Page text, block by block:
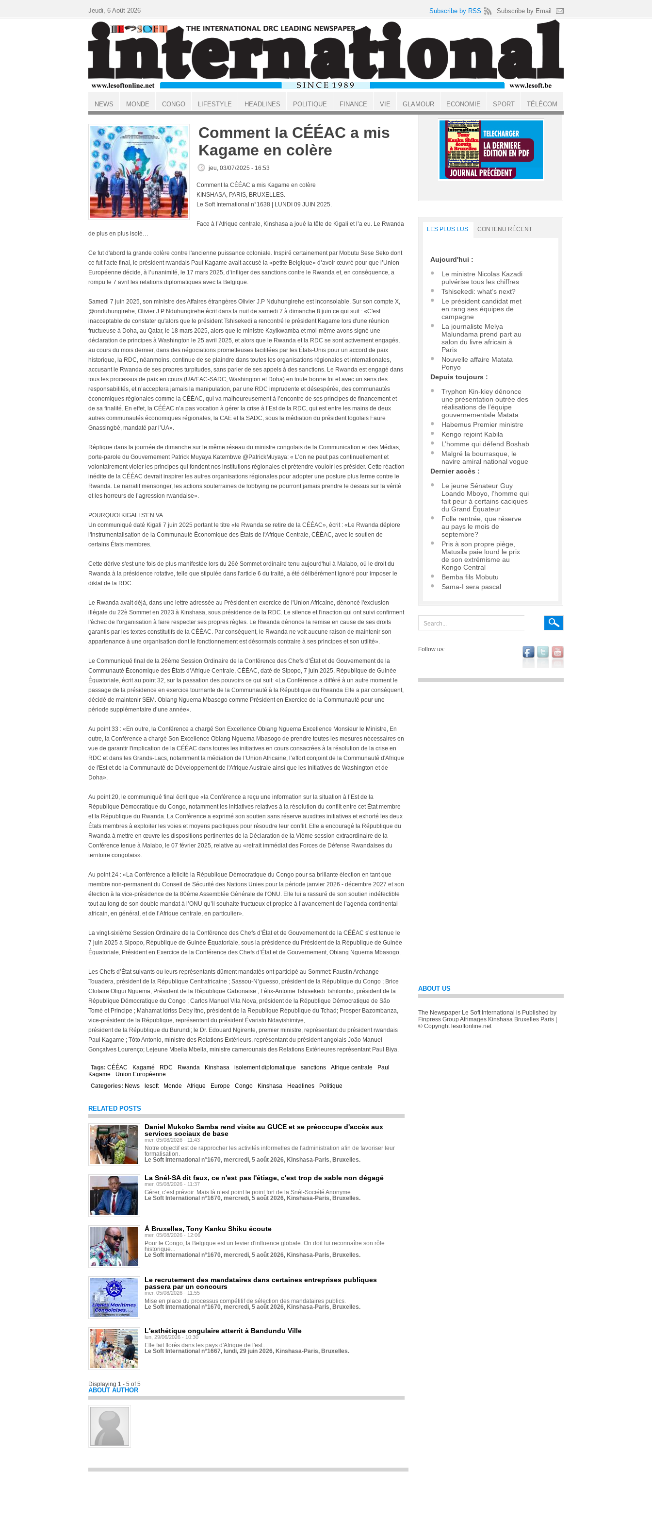
ACCUEIL
Comment la CÉÉAC a mis
Kagame en colère
jeu, 03/07/2025 - 16:53
Comment la CÉÉAC a mis Kagame en colère
KINSHASA, PARIS, BRUXELLES.
Le Soft International n°1638 | LUNDI 09 JUIN 2025.
Face à l’Afrique centrale, Kinshasa a joué la tête de Kigali et l’a eu. Le Rwanda
de plus en plus isolé…
Ce fut d'abord la grande colère contre l'ancienne puissance coloniale. Inspiré certainement par Mobutu Sese Seko dont
ce fut l'acte final, le président rwandais Paul Kagame avait accusé la «petite Belgique» d’avoir œuvré pour que l’Union
Européenne décide, à l’unanimité, le 17 mars 2025, d’infliger des sanctions contre le Rwanda et, en conséquence, a
rompu le 7 avril les relations diplomatiques avec la Belgique.
Samedi 7 juin 2025, son ministre des Affaires étrangères Olivier J.P Nduhungirehe est inconsolable. Sur son compte X,
@onduhungirehe, Olivier J.P Nduhungirehe écrit dans la nuit de samedi 7 à dimanche 8 juin ce qui suit : «C'est
inacceptable de constater qu'alors que le président Tshisekedi a rencontré le président Kagame lors d'une réunion
fructueuse à Doha, au Qatar, le 18 mars 2025, alors que le ministre Kayikwamba et moi-même avons signé une
déclaration de principes à Washington le 25 avril 2025, et alors que le Rwanda et la RDC se sont activement engagés,
au cours du mois dernier, dans des négociations prometteuses facilitées par les États-Unis pour un accord de paix
historique, la RDC, néanmoins, continue de se plaindre dans toutes les organisations régionales et internationales,
accusant le Rwanda de ses propres turpitudes, sans parler de ses appels à des sanctions. Le Rwanda est engagé dans
tous les processus de paix en cours (UA/EAC-SADC, Washington et Doha) en toute bonne foi et avec un sens des
responsabilités, et n’acceptera jamais la manipulation, par une RDC imprudente et désespérée, des communautés
économiques régionales comme la CÉÉAC, qui va malheureusement à l’encontre de ses principes de financement et
de sa finalité. En effet, la CÉÉAC n’a pas vocation à gérer la crise à l’Est de la RDC, qui est entre les mains de deux
autres communautés économiques régionales, la CAE et la SADC, sous la médiation du président togolais Faure
Gnassingbé, mandaté par l’UA».
Réplique dans la journée de dimanche sur le même réseau du ministre congolais de la Communication et des Médias,
porte-parole du Gouvernement Patrick Muyaya Katembwe @PatrickMuyaya: « L’on ne peut pas continuellement et
volontairement violer les principes qui fondent nos institutions régionales et prétendre vouloir les présider. Cette réaction
inédite de la CÉÉAC devrait inspirer les autres organisations régionales pour adopter une posture plus ferme contre le
Rwanda. Le narratif mensonger, les actions souterraines de lobbying ne pourront jamais prendre le dessus sur la vérité
et les horreurs de l’agression rwandaise».
POURQUOI KIGALI S'EN VA.
Un communiqué daté Kigali 7 juin 2025 portant le titre «le Rwanda se retire de la CÉÉAC», écrit : «Le Rwanda déplore
l'instrumentalisation de la Communauté Économique des États de l'Afrique Centrale, CÉÉAC, avec le soutien de
certains États membres.
Cette dérive s'est une fois de plus manifestée lors du 26è Sommet ordinaire tenu aujourd'hui à Malabo, où le droit du
Rwanda à la présidence rotative, telle que stipulée dans l'article 6 du traité, a été délibérément ignoré pour imposer le
diktat de la RDC.
Le Rwanda avait déjà, dans une lettre adressée au Président en exercice de l'Union Africaine, dénoncé l'exclusion
illégale du 22è Sommet en 2023 à Kinshasa, sous présidence de la RDC. Le silence et l'inaction qui ont suivi confirment
l'échec de l'organisation à faire respecter ses propres règles. Le Rwanda dénonce la remise en cause de ses droits
garantis par les textes constitutifs de la CÉÉAC. Par conséquent, le Rwanda ne voit aucune raison de maintenir son
appartenance à une organisation dont le fonctionnement est désormais contraire à ses principes et son utilité».
Le Communiqué final de la 26ème Session Ordinaire de la Conférence des Chefs d’État et de Gouvernement de la
Communauté Économique des États d’Afrique Centrale, CÉÉAC, daté de Sipopo, 7 juin 2025, République de Guinée
Équatoriale, écrit au point 32, sur la passation des pouvoirs ce qui suit: «La Conférence a différé à un autre moment le
passage de la présidence en exercice tournante de la Communauté à la République du Rwanda Elle a par conséquent,
décidé de maintenir SEM. Obiang Nguema Mbasogo comme Président en Exercice de la Communauté pour une
période supplémentaire d’une année».
Au point 33 : «En outre, la Conférence a chargé Son Excellence Obiang Nguema Excellence Monsieur le Ministre, En
outre, la Conférence a chargé Son Excellence Obiang Nguema Mbasogo de prendre toutes les mesures nécessaires en
vue de garantir l'implication de la CÉÉAC dans toutes les initiatives en cours consacrées à la résolution de la crise en
RDC et dans les Grands-Lacs, notamment la médiation de l’Union Africaine, l’effort conjoint de la Communauté d'Afrique
de l'Est et de la Communauté de Développement de l'Afrique Australe ainsi que les Initiatives de Washington et de
Doha».
Au point 20, le communiqué final écrit que «la Conférence a reçu une information sur la situation à l’Est de la
République Démocratique du Congo, notamment les initiatives relatives à la résolution du conflit entre cet État membre
et la République du Rwanda. La Conférence a exprimé son soutien sans réserve auxdites initiatives et exhorté les deux
États membres à exploiter les voies et moyens pacifiques pour résoudre leur conflit. Elle a encouragé la République du
Rwanda à mettre en œuvre les dispositions pertinentes de la Déclaration de la VIème session extraordinaire de la
Conférence tenue à Malabo, le 07 février 2025, relative au «retrait immédiat des Forces de Défense Rwandaises du
territoire congolais».
Au point 24 : «La Conférence a félicité la République Démocratique du Congo pour sa brillante élection en tant que
membre non-permanent du Conseil de Sécurité des Nations Unies pour la période janvier 2026 - décembre 2027 et son
élection à la vice-présidence de la 80ème Assemblée Générale de l'ONU. Elle lui a rassuré de son soutien indéfectible
tout au long de son double mandat à l’ONU qu’il souhaite fructueux et propice à l’avancement de l’agenda continental
africain, en général, et de l’Afrique centrale, en particulier».
La vingt-sixième Session Ordinaire de la Conférence des Chefs d’État et de Gouvernement de la CÉÉAC s’est tenue le
7 juin 2025 à Sipopo, République de Guinée Équatoriale, sous la présidence du Président de la République de Guinée
Équatoriale, Président en Exercice de la Conférence des Chefs d’État et de Gouvernement, Obiang Nguema Mbasogo.
Les Chefs d’État suivants ou leurs représentants dûment mandatés ont participé au Sommet: Faustin Archange
Touadera, président de la République Centrafricaine ; Sassou-N’guesso, président de la République du Congo ; Brice
Clotaire Oligui Nguema, Président de la République Gabonaise ; Félix-Antoine Tshisekedi Tshilombo, président de la
République Démocratique du Congo ; Carlos Manuel Vila Nova, président de la République Démocratique de São
Tomé et Principe ; Mahamat Idriss Deby Itno, président de la Republique République du Tchad; Prosper Bazombanza,
vice-président de la République, représentant du président Évaristo Ndayishimiye,
président de la République du Burundi; le Dr. Edouard Ngirente, premier ministre, représentant du président rwandais
Paul Kagame ; Tòto Antonio, ministre des Relations Extérieurs, représentant du président angolais João Manuel
Gonçalves Lourenço; Lejeune Mbella Mbella, ministre camerounais des Relations Extérieures représentant Paul Biya.
Tags: CÉÉAC Kagamé RDC Rwanda Kinshasa isolement diplomatique sanctions Afrique centrale
Paul
Kagame
Union Européenne
Categories: News lesoft Monde Afrique Europe Congo Kinshasa Headlines Politique
RELATED POSTS
Daniel Mukoko Samba rend visite au GUCE et se préoccupe d'accès aux
services sociaux de base
mer, 05/08/2026 - 11:43
Notre objectif est de rapprocher les activités informelles de l'administration afin de favoriser leur
formalisation.
Le Soft International n°1670, mercredi, 5 août 2026, Kinshasa-Paris, Bruxelles.
La Snél-SA dit faux, ce n'est pas l'étiage, c'est trop de sable non dégagé
mer, 05/08/2026 - 11:37
Gérer, c’est prévoir. Mais là n’est point le point fort de la Snél-Société Anonyme.
Le Soft International n°1670, mercredi, 5 août 2026, Kinshasa-Paris, Bruxelles.
À Bruxelles, Tony Kanku Shiku écoute
mer, 05/08/2026 - 12:06
Pour le Congo, la Belgique est un levier d'influence globale. On doit lui reconnaître son rôle
historique...
Le Soft International n°1670, mercredi, 5 août 2026, Kinshasa-Paris, Bruxelles.
Le recrutement des mandataires dans certaines entreprises publiques
passera par un concours
mer, 05/08/2026 - 11:55
Mise en place du processus compétitif de sélection des mandataires publics.
Le Soft International n°1670, mercredi, 5 août 2026, Kinshasa-Paris, Bruxelles.
L'esthétique ongulaire atterrit à Bandundu Ville
lun, 29/06/2026 - 10:30
Elle fait florès dans les pays d'Afrique de l'est...
Le Soft International n°1667, lundi, 29 juin 2026, Kinshasa-Paris, Bruxelles.
Displaying 1 - 5 of 5
ABOUT AUTHOR
LES PLUS LUS CONTENU RÉCENT
Aujourd'hui :
Le ministre Nicolas Kazadi
pulvérise tous les chiffres
Tshisekedi: what’s next?
Le président candidat met
en rang ses équipes de
campagne
La journaliste Melya
Malundama prend part au
salon du livre africain à
Paris
Nouvelle affaire Matata
Ponyo
Depuis toujours :
Tryphon Kin-kiey dénonce
une présentation outrée des
réalisations de l’équipe
gouvernementale Matata
Habemus Premier ministre
Kengo rejoint Kabila
L’homme qui défend Boshab
Malgré la bourrasque, le
navire amiral national vogue
Dernier accès :
Le jeune Sénateur Guy
Loando Mboyo, l’homme qui
fait peur à certains caciques
du Grand Équateur
Folle rentrée, que réserve
au pays le mois de
septembre?
Pris à son propre piège,
Matusila paie lourd le prix
de son extrémisme au
Kongo Central
Bemba fils Mobutu
Sama-I sera pascal
Follow us:
ABOUT US
The Newspaper Le Soft International is Published by
Finpress Group Afrimages Kinshasa Bruxelles Paris |
© Copyright lesoftonline.net
Jeudi, 6 Août 2026 Subscribe by RSS Subscribe by Email
NEWS MONDE CONGO LIFESTYLE HEADLINES POLITIQUE FINANCE VIE GLAMOUR ECONOMIE SPORT TÉLÉCOM